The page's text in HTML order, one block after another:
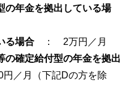
の年金を拠出している場
る場合 ： 2万円／月
の確定給付型の年金を拠出
／月（下記Dの方を除